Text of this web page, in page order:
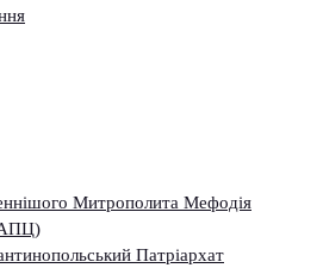
Митрополита Мефодія
Патріархат